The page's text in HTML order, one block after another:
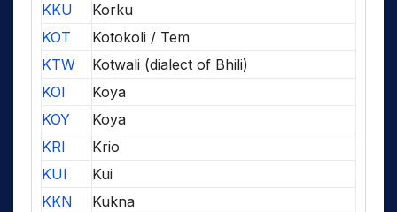
KKU
Korku
KOT
Kotokoli / Tem
KTW
Kotwali (dialect of Bhili)
KOI
Koya
KOY
Koya
KRI
Krio
KUI
Kui
KKN
Kukna